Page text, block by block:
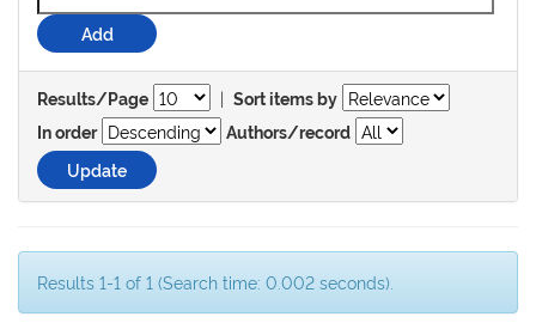
Results/Page | Sort items by
In order
Authors/record
Results 1-1 of 1 (Search time: 0.002 seconds).